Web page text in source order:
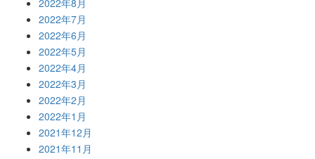
2022年7月
2022年6月
2022年5月
2022年4月
2022年3月
2022年2月
2022年1月
2021年12月
2021年11月